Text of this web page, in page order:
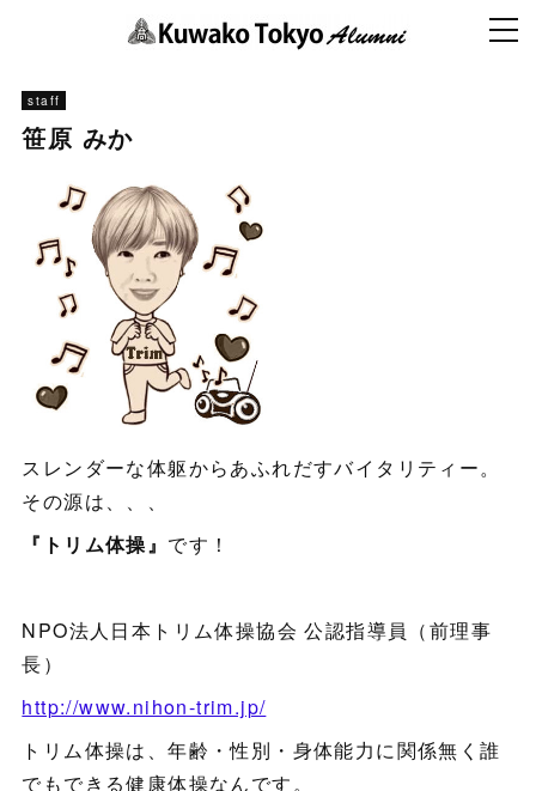
staff
笹原 みか
スレンダーな体躯からあふれだすバイタリティー。
その源は、、、
『トリム体操』 です！
NPO法人日本トリム体操協会 公認指導員（前理事
長）
http://www.nihon-trim.jp/
トリム体操は、年齢・性別・身体能力に関係無く誰
でもできる健康体操なんです。